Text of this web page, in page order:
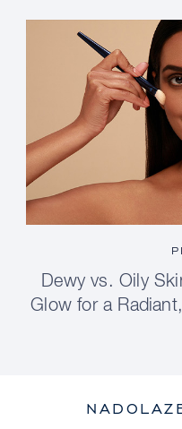
Dewy vs. Oily
Glow for a